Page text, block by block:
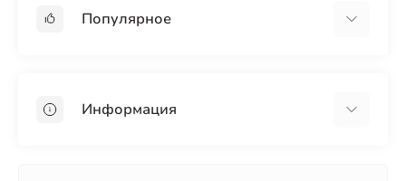
Популярное
ПенопластИнформация